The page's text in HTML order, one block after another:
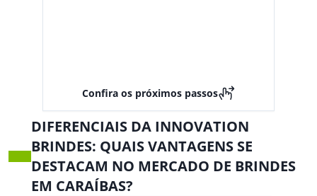
Confira os próximos passos
DIFERENCIAIS DA INNOVATION
BRINDES: QUAIS VANTAGENS SE
DESTACAM NO MERCADO DE BRINDES
EM CARAÍBAS?